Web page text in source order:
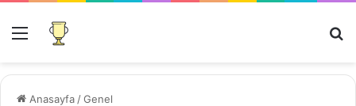
Menü
Anasayfa /Genel